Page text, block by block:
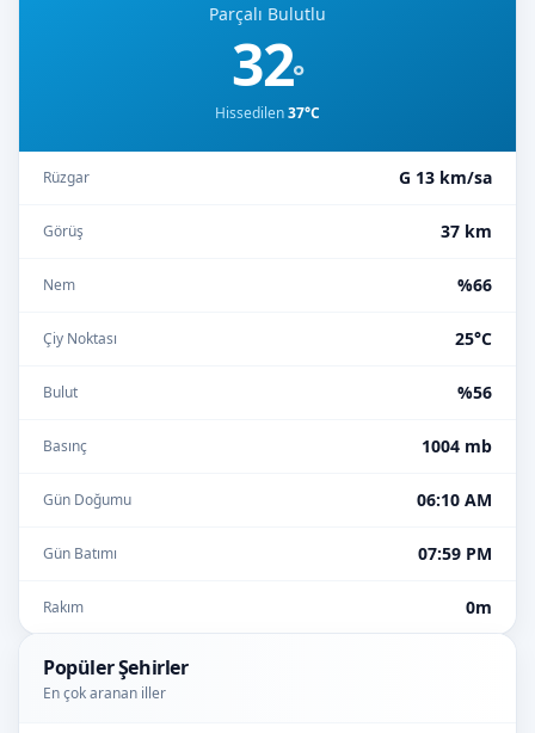
Parçalı Bulutlu
32°
Hissedilen37°C
Rüzgar G 13 km/sa
Görüş 37 km
Nem %66
Çiy Noktası 25°C
Bulut %56
Basınç 1004 mb
Gün Doğumu 06:10 AM
Gün Batımı 07:59 PM
Rakım 0m
Popüler Şehirler
En çok aranan iller